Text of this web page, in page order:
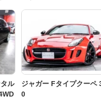
ル
ジャガー Fタイプクーペ
0